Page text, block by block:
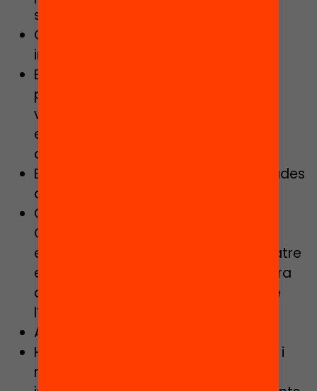
socioemocionals de l’alumnat.
Capacitat de planificació, gestió i
implementació de projectes.
Experiència en la implementació de
projectes educatius innovadors,
vinculats als centres educatius (i
especialment en centres d’elevada
complexitat) i/o al Tercer Sector.
Experiència en metodologies vinculades
a l’aprenentatge actiu.
Comprensió del món educatiu de
Catalunya, amb coneixements,
experiència i motivació per a combatre
el fracàs escolar a través de la millora
de les habilitats socioemocionals de
l’alumnat.
Alt nivell d’iniciativa i autonomia.
Habilitats d’empatia, comunicatives i
relacionals, amb capacitat per a